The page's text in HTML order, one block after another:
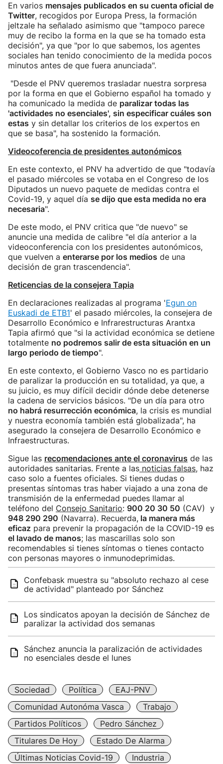
En varios mensajes publicados en su cuenta oficial de
Twitter, recogidos por Europa Press, la formación
jeltzale ha señalado asimismo que "tampoco parece
muy de recibo la forma en la que se ha tomado esta
decisión", ya que "por lo que sabemos, los agentes
sociales han tenido conocimiento de la medida pocos
minutos antes de que fuera anunciada".
"Desde el PNV queremos trasladar nuestra sorpresa
por la forma en que el Gobierno español ha tomado y
ha comunicado la medida de paralizar todas las
'actividades no esenciales', sin especificar cuáles son
estas y sin detallar los criterios de los expertos en
que se basa", ha sostenido la formación.
Videocoferencia de presidentes autonómicos
En este contexto, el PNV ha advertido de que "todavía
el pasado miércoles se votaba en el Congreso de los
Diputados un nuevo paquete de medidas contra el
Covid-19, y aquel día se dijo que esta medida no era
necesaria".
De este modo, el PNV critica que "de nuevo" se
anuncie una medida de calibre "el día anterior a la
videoconferencia con los presidentes autonómicos,
que vuelven a enterarse por los medios de una
decisión de gran trascendencia".
Reticencias de la consejera Tapia
En declaraciones realizadas al programa 'Egun on
Euskadi de ETB1' el pasado miércoles, la consejera de
Desarrollo Económico e Infrarestructuras Arantxa
Tapia afirmó que "si la actividad económica se detiene
totalmente no podremos salir de esta situación en un
largo periodo de tiempo".
En este contexto, el Gobierno Vasco no es partidario
de paralizar la producción en su totalidad, ya que, a
su juicio, es muy difícil decidir dónde debe detenerse
la cadena de servicios básicos. "De un día para otro
no habrá resurrección económica, la crisis es mundial
y nuestra economía también está globalizada", ha
asegurado la consejera de Desarrollo Económico e
Infraestructuras.
Sigue las recomendaciones ante el coronavirus de las
autoridades sanitarias. Frente a las noticias falsas, haz
caso solo a fuentes oficiales. Si tienes dudas o
presentas síntomas tras haber viajado a una zona de
transmisión de la enfermedad puedes llamar al
teléfono del Consejo Sanitario: 900 20 30 50 (CAV) y
948 290 290 (Navarra). Recuerda, la manera más
eficaz para prevenir la propagación de la COVID-19 es
el lavado de manos; las mascarillas solo son
recomendables si tienes síntomas o tienes contacto
con personas mayores o inmunodeprimidas.
Confebask muestra su "absoluto rechazo al cese
de actividad" planteado por Sánchez
Los sindicatos apoyan la decisión de Sánchez de
paralizar la actividad dos semanas
Sánchez anuncia la paralización de actividades
no esenciales desde el lunes
Sociedad Política
EAJ-PNV
Comunidad Autonóma Vasca
Trabajo
Partidos Políticos
Pedro Sánchez
Titulares De Hoy
Estado De Alarma
Últimas Noticias Covid-19
Industria